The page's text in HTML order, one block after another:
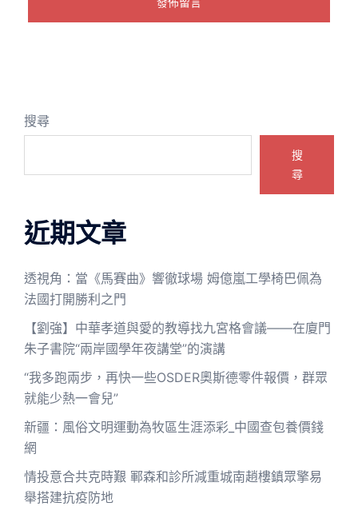
搜尋
搜
尋
近期文章
透視角：當《馬賽曲》響徹球場 姆億嵐工學椅巴佩為
法國打開勝利之門
【劉強】中華孝道與愛的教導找九宮格會議——在廈門
朱子書院“兩岸國學年夜講堂”的演講
“我多跑兩步，再快一些OSDER奧斯德零件報價，群眾
就能少熱一會兒”
新疆：風俗文明運動為牧區生涯添彩_中國查包養價錢
網
情投意合共克時艱 鄆森和診所減重城南趙樓鎮眾擎易
舉搭建抗疫防地